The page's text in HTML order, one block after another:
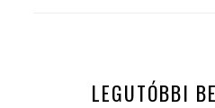
LEGUTÓBBI